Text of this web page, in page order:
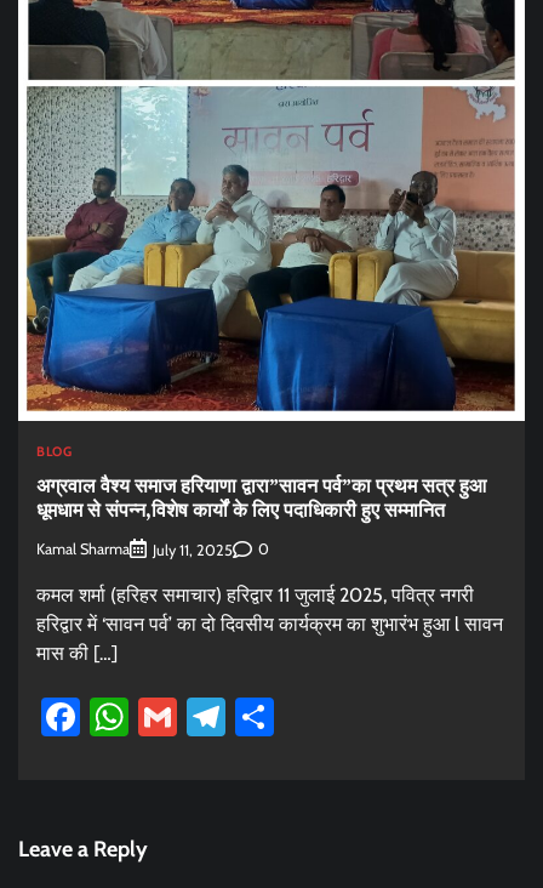
BLOG
अग्रवाल वैश्य समाज हरियाणा द्वारा”सावन पर्व”का प्रथम सत्र हुआ
धूमधाम से संपन्न,विशेष कार्यों के लिए पदाधिकारी हुए सम्मानित
Kamal Sharma July 11, 2025 0
कमल शर्मा (हरिहर समाचार) हरिद्वार 11 जुलाई 2025, पवित्र नगरी
हरिद्वार में ‘सावन पर्व’ का दो दिवसीय कार्यक्रम का शुभारंभ हुआ l सावन
मास की […]
Facebook
WhatsApp
GmailTelegram
Leave a Reply